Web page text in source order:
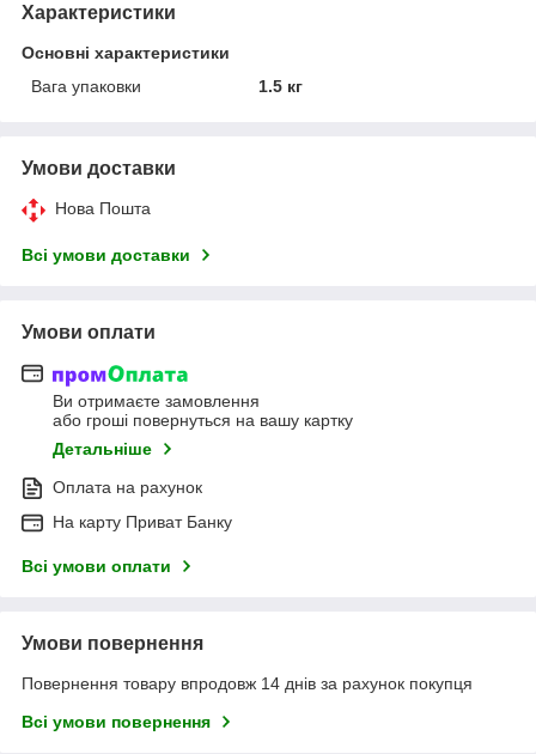
Характеристики
Основні характеристики
Вага упаковки
1.5 кг
Умови доставки
Нова Пошта
Всі умови доставки
Умови оплати
Ви отримаєте замовлення
або гроші повернуться на вашу картку
Детальніше
Оплата на рахунок
На карту Приват Банку
Всі умови оплати
Умови повернення
Повернення товару впродовж 14 днів за рахунок покупця
Всі умови повернення